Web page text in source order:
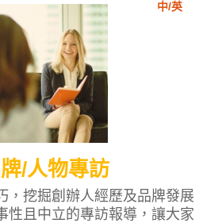
中/英
/人物專訪
，挖掘創辦人經歷及品牌發展
性且中立的專訪報導，讓大家